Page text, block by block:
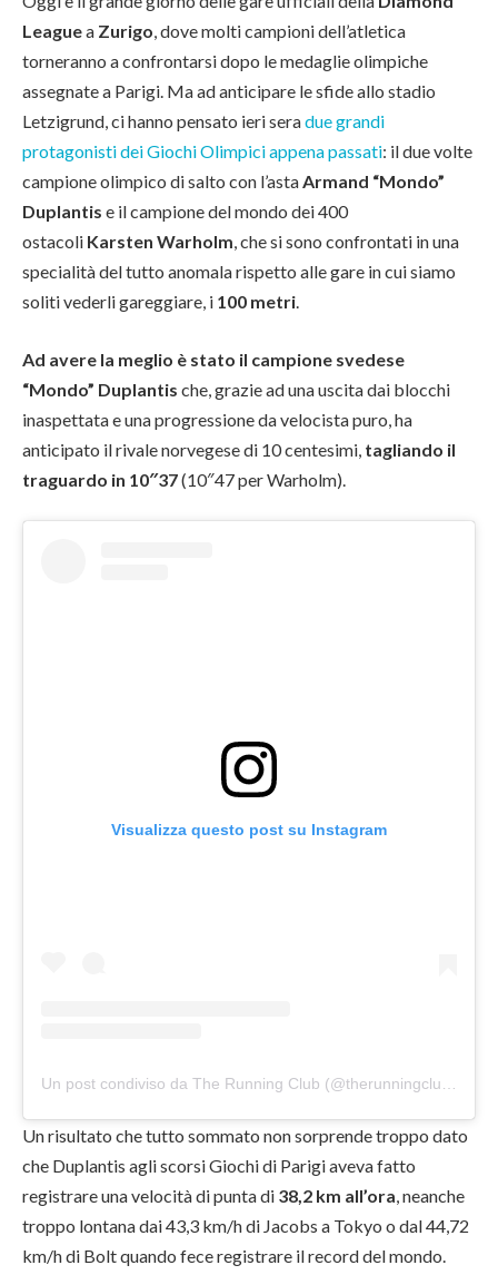
Leaguea Zurigo, dove molti campioni dell’atletica
torneranno a confrontarsi dopo le medaglie olimpiche
assegnate a Parigi. Ma ad anticipare le sfide allo stadio
Letzigrund, ci hanno pensato ieri seradue grandi
protagonisti dei Giochi Olimpici appena passati: il due volte
campione olimpico di salto con l’astaArmand “Mondo”
Duplantis e il campione del mondo dei 400
ostacoli Karsten Warholm, che si sono confrontati in una
specialità del tutto anomala rispetto alle gare in cui siamo
soliti vederli gareggiare, i 100 metri.
Ad avere la meglio è stato il campione svedese
“Mondo” Duplantis che, grazie ad una uscita dai blocchi
inaspettata e una progressione da velocista puro, ha
anticipato il rivale norvegese di 10 centesimi, tagliando il
traguardo in 10″37(10″47 per Warholm).
Visualizza questo post su Instagram
Un post condiviso da The Running Club (@therunningclubit)
Un risultato che tutto sommato non sorprende troppo dato
che Duplantis agli scorsi Giochi di Parigi aveva fatto
registrare una velocità di punta di 38,2 km all’ora, neanche
troppo lontana dai 43,3 km/h di Jacobs a Tokyo o dal 44,72
km/h di Bolt quando fece registrare il record del mondo.